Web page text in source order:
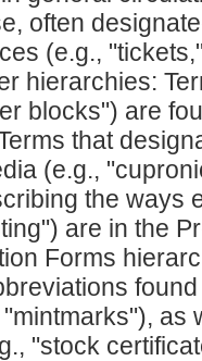
often
(e.g.,
hierarchies:
blocks") are
that
(e.g.,
the ways
are in the
Forms
as
"stock